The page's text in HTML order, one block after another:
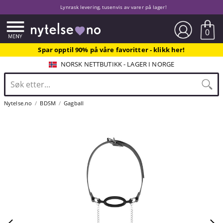
Lynrask levering, tusenvis av varer på lager!
0
Spar opptil 90% på våre favoritter - klikk her!
NORSK NETTBUTIKK - LAGER I NORGE
Nytelse.no BDSM Gagball